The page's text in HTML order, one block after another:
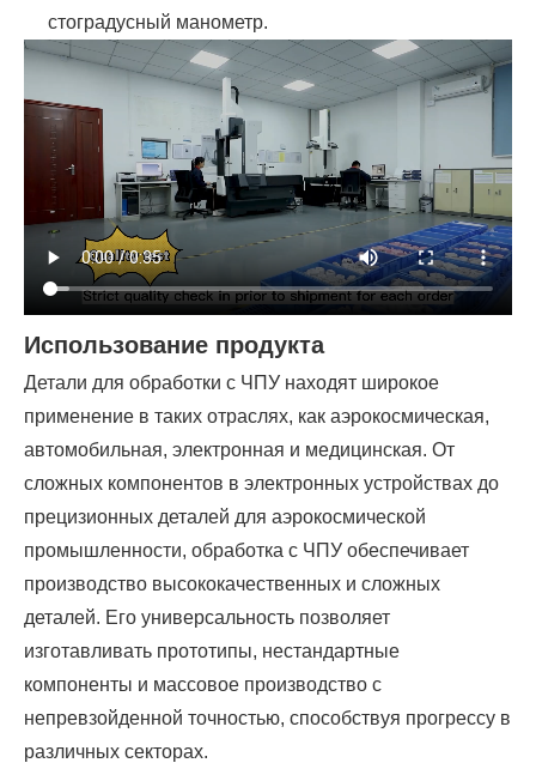
стоградусный манометр.
Использование продукта
Детали для обработки с ЧПУ находят широкое
применение в таких отраслях, как аэрокосмическая,
автомобильная, электронная и медицинская. От
сложных компонентов в электронных устройствах до
прецизионных деталей для аэрокосмической
промышленности, обработка с ЧПУ обеспечивает
производство высококачественных и сложных
деталей. Его универсальность позволяет
изготавливать прототипы, нестандартные
компоненты и массовое производство с
непревзойденной точностью, способствуя прогрессу в
различных секторах.